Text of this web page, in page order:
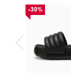
-30%